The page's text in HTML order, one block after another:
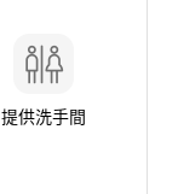
提供洗手間